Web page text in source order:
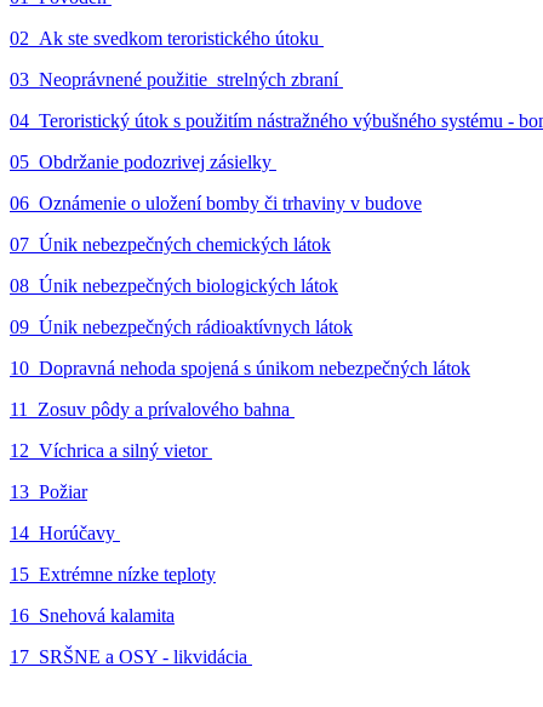
02_Ak ste svedkom teroristického útoku
03_Neoprávnené použitie strelných zbraní
04_Teroristický útok s použitím nástražného výbušného systému -
05_Obdržanie podozrivej zásielky
06_Oznámenie o uložení bomby či trhaviny v budove
07_Únik nebezpečných chemických látok
08_Únik nebezpečných biologických látok
09_Únik nebezpečných rádioaktívnych látok
10_Dopravná nehoda spojená s únikom nebezpečných látok
11_Zosuv pôdy a prívalového bahna
12_Víchrica a silný vietor
13_Požiar
14_Horúčavy
15_Extrémne nízke teploty
16_Snehová kalamita
17_SRŠNE a OSY - likvidácia